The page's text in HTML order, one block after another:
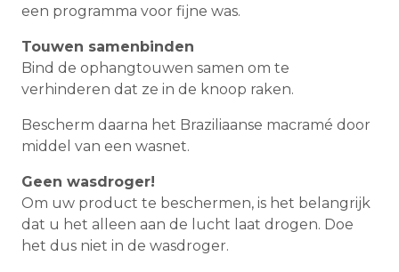
een programma voor fijne was.
Touwen samenbinden
Bind de ophangtouwen samen om te
verhinderen dat ze in de knoop raken.
Bescherm daarna het Braziliaanse macramé door
middel van een wasnet.
Geen wasdroger!
Om uw product te beschermen, is het belangrijk
dat u het alleen aan de lucht laat drogen. Doe
het dus niet in de wasdroger.